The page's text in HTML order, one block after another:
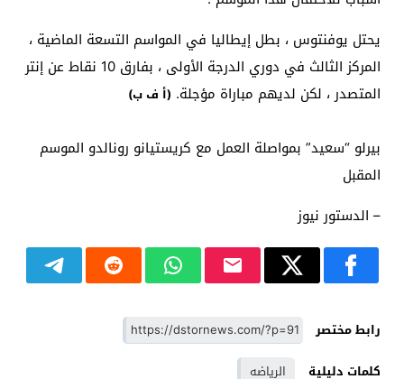
يحتل يوفنتوس ، بطل إيطاليا في المواسم التسعة الماضية ،
المركز الثالث في دوري الدرجة الأولى ، بفارق 10 نقاط عن إنتر
المتصدر ، لكن لديهم مباراة مؤجلة. (أ ف ب)
بيرلو “سعيد” بمواصلة العمل مع كريستيانو رونالدو الموسم
المقبل
– الدستور نيوز
رابط مختصر
كلمات دليلية
الرياضه